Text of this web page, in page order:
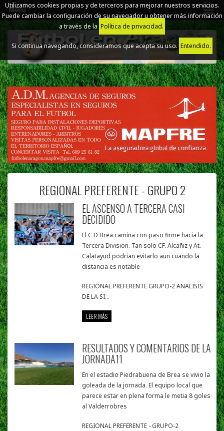
Utilizamos cookies propias y de terceros para mejorar nuestros servicios.
Puede cambiar la configuración de su navegador u obtener más información
a través de la Política de privacidad.
Si continua navegando, consideramos que acepta su uso.Entendido.
Menú
REGIONAL PREFERENTE - GRUPO 2
EL ASCENSO A TERCERA CASI
DECIDIDO
El C D Brea camina con paso firme hacia la
Tercera Division. Tan solo CF. Alcañiz y At.
Calatayud podrian evitarlo aun cuando la
distancia es notable
REGIONAL PREFERENTE GRUPO-2 ANALISIS
DE LA SI...
LEER MÁS
RESULTADOS Y COMENTARIOS DE LA
JORNADA11
En el estadio Piedrabuena de Brea se vivio la
goleada de la jornada. El equipo local que
parece estar en plena forma le metia 8 goles
al Valderrobres
REGIONAL PREFERENTE - GRUPO-2